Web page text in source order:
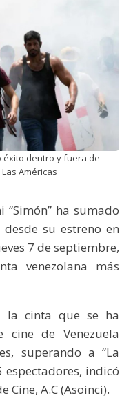
éxito dentro y fuera de
Américas
ha sumado
su estreno en
7 de septiembre,
venezolana más
la cinta que se ha
de Venezuela
superando a “La
espectadores, indicó
Cine, A.C (Asoinci).